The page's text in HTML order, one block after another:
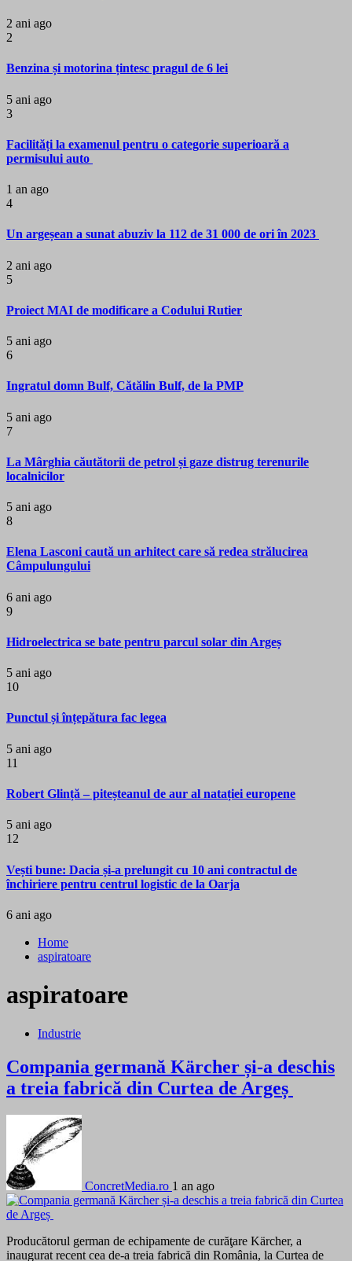
2 ani ago
2
Benzina și motorina țintesc pragul de 6 lei
5 ani ago
3
Facilități la examenul pentru o categorie superioară a
permisului auto
1 an ago
4
Un argeșean a sunat abuziv la 112 de 31 000 de ori în 2023
2 ani ago
5
Proiect MAI de modificare a Codului Rutier
5 ani ago
6
Ingratul domn Bulf, Cătălin Bulf, de la PMP
5 ani ago
7
La Mârghia căutătorii de petrol și gaze distrug terenurile
localnicilor
5 ani ago
8
Elena Lasconi caută un arhitect care să redea strălucirea
Câmpulungului
6 ani ago
9
Hidroelectrica se bate pentru parcul solar din Argeș
5 ani ago
10
Punctul și înțepătura fac legea
5 ani ago
11
Robert Glință – piteșteanul de aur al natației europene
5 ani ago
12
Vești bune: Dacia și-a prelungit cu 10 ani contractul de
închiriere pentru centrul logistic de la Oarja
6 ani ago
Home
aspiratoare
aspiratoare
Industrie
Compania germană Kärcher și-a deschis
a treia fabrică din Curtea de Argeș
ConcretMedia.ro 1 an ago
Producătorul german de echipamente de curăţare Kärcher, a
inaugurat recent cea de-a treia fabrică din România, la Curtea de